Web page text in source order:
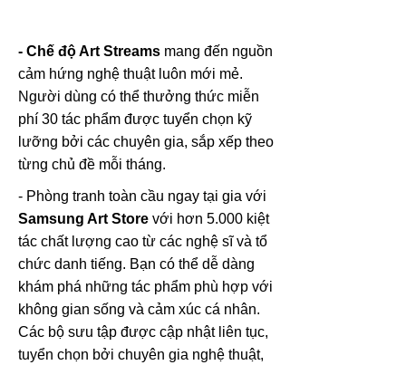
- Chế độ Art Streams mang đến nguồn
cảm hứng nghệ thuật luôn mới mẻ.
Người dùng có thể thưởng thức miễn
phí 30 tác phẩm được tuyển chọn kỹ
lưỡng bởi các chuyên gia, sắp xếp theo
từng chủ đề mỗi tháng.
- Phòng tranh toàn cầu ngay tại gia với
Samsung Art Store với hơn 5.000 kiệt
tác chất lượng cao từ các nghệ sĩ và tổ
chức danh tiếng. Bạn có thể dễ dàng
khám phá những tác phẩm phù hợp với
không gian sống và cảm xúc cá nhân.
Các bộ sưu tập được cập nhật liên tục,
tuyển chọn bởi chuyên gia nghệ thuật,